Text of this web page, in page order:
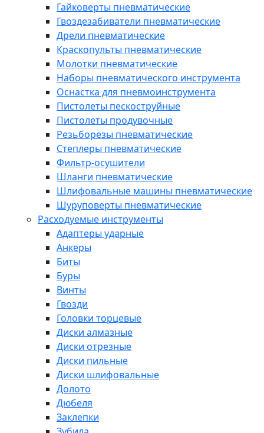
Гайковерты пневматические
Гвоздезабиватели пневматические
Дрели пневматические
Краскопульты пневматические
Молотки пневматические
Наборы пневматического инструмента
Оснастка для пневмоинструмента
Пистолеты пескоструйные
Пистолеты продувочные
Резьборезы пневматические
Степлеры пневматические
Фильтр-осушители
Шланги пневматические
Шлифовальные машины пневматические
Шуруповерты пневматические
Расходуемые инструменты
Адаптеры ударные
Анкеры
Биты
Буры
Винты
Гвозди
Головки торцевые
Диски алмазные
Диски отрезные
Диски пильные
Диски шлифовальные
Долото
Дюбеля
Заклепки